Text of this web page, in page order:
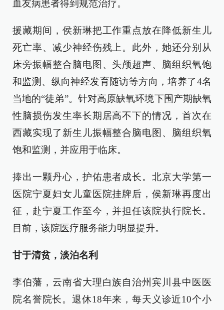
血友病患者得到规范治疗。
援藏期间，侯新琳把工作重点放在降低新生儿
死亡率、减少神经伤残上。此外，她还分别从
床旁振幅整合脑电图、头颅超声、脑组织氧饱
和监测、纵向神经发育随访等方向，培养了4名
当地的“徒弟”。针对高原缺氧环境下围产期缺氧
性脑损伤发生率长期居高不下的情况，首次在
西藏实现了新生儿振幅整合脑电图、脑组织氧
饱和监测，并应用于临床。
捧出一颗丹心，护佑患者成长。北京大学第一
医院宁夏妇女儿童医院挂牌后，侯新琳再度出
征，赴宁夏工作至今，并担任该院执行院长。
目前，该院医疗服务能力明显提升。
甘于清贫，淡泊名利
李伯藩，云南省大理白族自治州宾川县中医医
院名誉院长。退休18年来，每天义诊近10个小